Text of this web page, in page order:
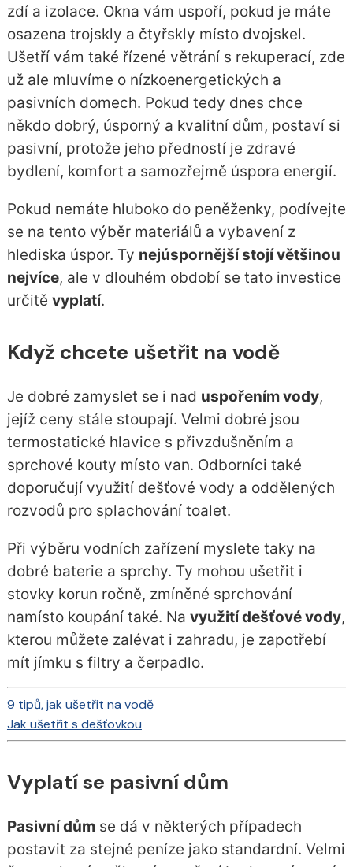
zdí a izolace. Okna vám uspoří, pokud je máte
osazena trojskly a čtyřskly místo dvojskel.
Ušetří vám také řízené větrání s rekuperací, zde
už ale mluvíme o nízkoenergetických a
pasivních domech. Pokud tedy dnes chce
někdo dobrý, úsporný a kvalitní dům, postaví si
pasivní, protože jeho předností je zdravé
bydlení, komfort a samozřejmě úspora energií.
Pokud nemáte hluboko do peněženky, podívejte
se na tento výběr materiálů a vybavení z
hlediska úspor. Ty nejúspornější stojí většinou
nejvíce, ale v dlouhém období se tato investice
určitě vyplatí.
Když chcete ušetřit na vodě
Je dobré zamyslet se i nad uspořením vody,
jejíž ceny stále stoupají. Velmi dobré jsou
termostatické hlavice s přivzdušněním a
sprchové kouty místo van. Odborníci také
doporučují využití dešťové vody a oddělených
rozvodů pro splachování toalet.
Při výběru vodních zařízení myslete taky na
dobré baterie a sprchy. Ty mohou ušetřit i
stovky korun ročně, zmíněné sprchování
namísto koupání také. Na využití dešťové vody,
kterou můžete zalévat i zahradu, je zapotřebí
mít jímku s filtry a čerpadlo.
9 tipů, jak ušetřit na vodě
Jak ušetřit s dešťovkou
Vyplatí se pasivní dům
Pasivní důmse dá v některých případech
postavit za stejné peníze jako standardní. Velmi